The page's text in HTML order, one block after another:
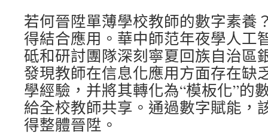
若何晉陞單薄學校教師的數字素養
得結合應用。華中師范年夜學人工
砥和研討團隊深刻寧夏回族自治區
發現教師在信息化應用方面存在缺
學經驗，并將其轉化為“模板化”的
給全校教師共享。通過數字賦能，
得整體晉陞。